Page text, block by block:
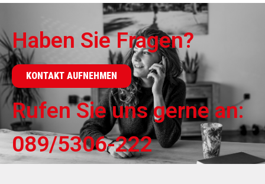
Haben Sie Fragen?
KONTAKT AUFNEHMEN
Rufen Sie uns gerne an:
089/5306-222